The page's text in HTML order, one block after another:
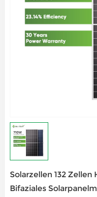
Solarzellen 132 Zellen
Bifaziales